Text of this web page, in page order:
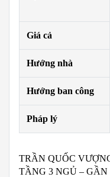
Giá cả
Hướng nhà
Hướng ban công
Pháp lý
TRẦN QUỐC
TẦNG 3 NGỦ –